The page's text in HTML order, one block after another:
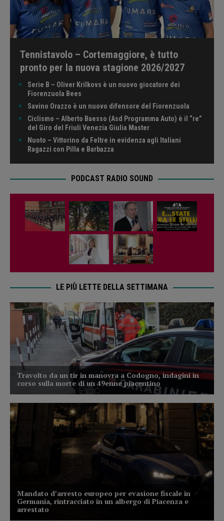
Tennistavolo – Cortemaggiore, è tutto
pronto per la nuova stagione 2026/2027
Serie B – Oliver Krilkovs è un nuovo giocatore dei
Fiorenzuola Bees
Savino Orazzo è un nuovo difensore del Fiorenzuola
Ciclismo – Alberto Baesso (Asd Programma Auto) è il “re”
del Giro del Friuli Venezia Giulia Master
Nuoto – Vittorino da Feltre in evidenza agli Italiani
Ragazzi con Pilla e Barbazza
PODCAST RADIO SOUND
LE PIÙ LETTE DELLA SETTIMANA